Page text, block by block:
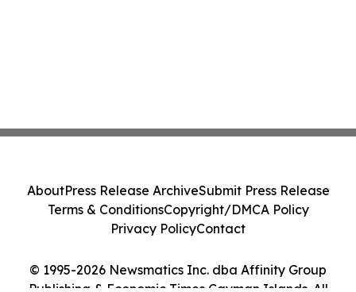
© 1995-2026 Newsmatics Inc. dba Affinity Group
Publishing & Economic Times Cayman Islands. All
AboutPress Release ArchiveSubmit Press Release
Terms & ConditionsCopyright/DMCA Policy
Privacy PolicyContact